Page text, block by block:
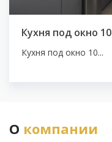
Кухня под окно 10
Кухня под окно 10...
О компании